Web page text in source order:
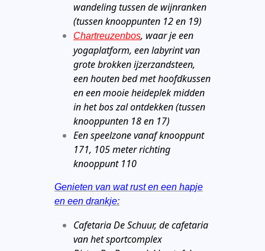
wandeling tussen de wijnranken
(tussen knooppunten 12 en 19)
Chartreuzenbos, waar je een
yogaplatform, een labyrint van
grote brokken ijzerzandsteen,
een houten bed met hoofdkussen
en een mooie heideplek midden
in het bos zal ontdekken (tussen
knooppunten 18 en 17)
Een speelzone vanaf knooppunt
171, 105 meter richting
knooppunt 110
Genieten van wat rust en een hapje
en een drankje:
Cafetaria De Schuur, de cafetaria
van het sportcomplex